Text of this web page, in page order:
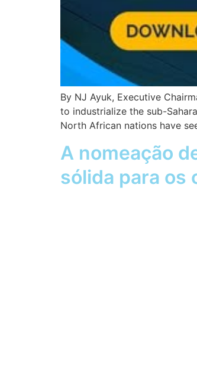
By NJ Ayuk, Executive
to industrialize the sub-
North African nations have
A nomeação
sólida para os